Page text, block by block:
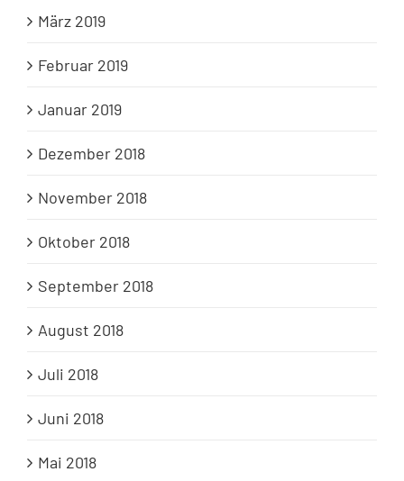
März 2019
Februar 2019
Januar 2019
Dezember 2018
November 2018
Oktober 2018
September 2018
August 2018
Juli 2018
Juni 2018
Mai 2018